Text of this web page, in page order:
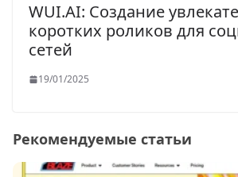
WUI.AI: Создание
коротких роликов для
сетей
19/01/2025
Рекомендуемые статьи